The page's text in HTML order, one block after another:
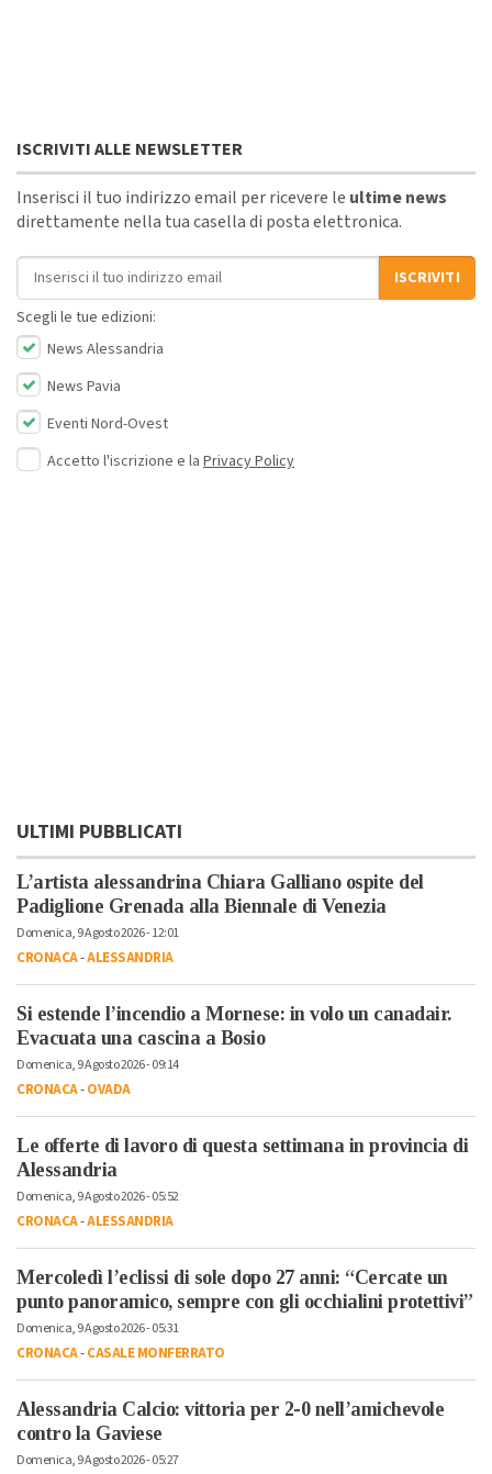
ISCRIVITI ALLE NEWSLETTER
Inserisci il tuo indirizzo email per ricevere le ultime news
direttamente nella tua casella di posta elettronica.
Indirizzo email
ISCRIVITI
Scegli le tue edizioni:
News Alessandria
News Pavia
Eventi Nord-Ovest
Accetto l'iscrizione e la Privacy Policy
ULTIMI PUBBLICATI
L’artista alessandrina Chiara Galliano ospite del
Padiglione Grenada alla Biennale di Venezia
Domenica, 9 Agosto 2026 - 12:01
CRONACA-ALESSANDRIA
Si estende l’incendio a Mornese: in volo un canadair.
Evacuata una cascina a Bosio
Domenica, 9 Agosto 2026 - 09:14
CRONACA-OVADA
Le offerte di lavoro di questa settimana in provincia di
Alessandria
Domenica, 9 Agosto 2026 - 05:52
CRONACA-ALESSANDRIA
Mercoledì l’eclissi di sole dopo 27 anni: “Cercate un
punto panoramico, sempre con gli occhialini protettivi”
Domenica, 9 Agosto 2026 - 05:31
CRONACA-CASALE MONFERRATO
Alessandria Calcio: vittoria per 2-0 nell’amichevole
contro la Gaviese
Domenica, 9 Agosto 2026 - 05:27